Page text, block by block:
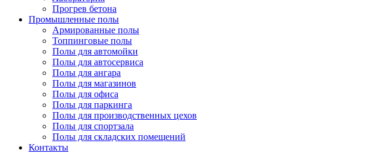
Прогрев бетона
Промышленные полы
Армированные полы
Топпинговые полы
Полы для автомойки
Полы для автосервиса
Полы для ангара
Полы для магазинов
Полы для офиса
Полы для паркинга
Полы для производственных цехов
Полы для спортзала
Полы для складских помещений
Контакты